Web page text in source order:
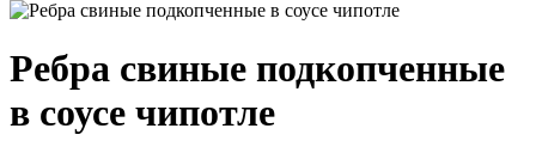
Ребра свиные подкопченные
в соусе чипотле